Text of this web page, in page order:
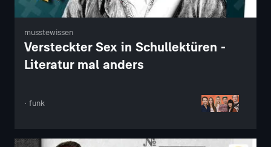
musstewissen
Versteckter Sex in Schullektüren -
Literatur mal anders
· funk